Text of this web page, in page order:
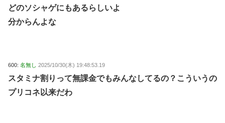
どのソシャゲにもあるらしいよ
分からんよな
600: 名無し 2025/10/30(木) 19:48:53.19
スタミナ割りって無課金でもみんなしてるの？こういうの
プリコネ以来だわ